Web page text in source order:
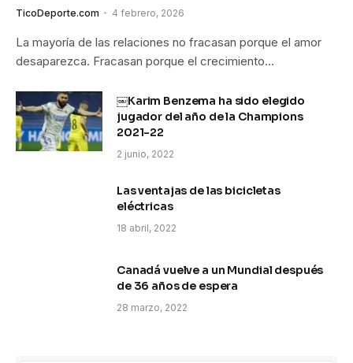
TicoDeporte.com 4 febrero, 2026
La mayoría de las relaciones no fracasan porque el amor
desaparezca. Fracasan porque el crecimiento…
￼Karim Benzema ha sido elegido
jugador del año de la Champions
2021-22
2 junio, 2022
Las ventajas de las bicicletas
eléctricas
18 abril, 2022
Canadá vuelve a un Mundial después
de 36 años de espera
28 marzo, 2022